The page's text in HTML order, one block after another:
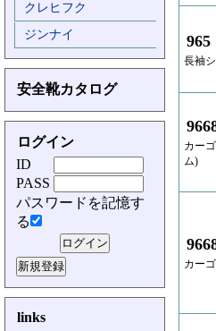
クレヒフク
ジンナイ
安全靴カタログ
ログイン
ID
PASS
パスワードを記憶す
る
links
965
長袖
カー
ム)
カー